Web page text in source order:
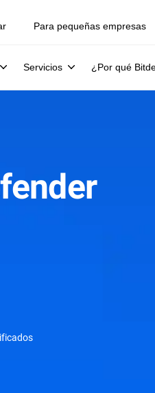
Para pequeñas empresas
Servicios ¿Por qué